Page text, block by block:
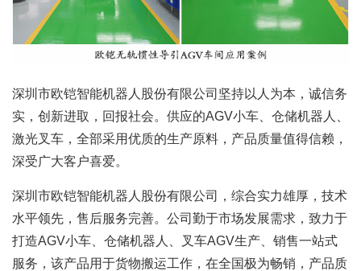
深圳市欧铠智能机器人股份有限公司坚持以人为本，诚信务
实，创新进取，回报社会。供应的AGV小车、仓储机器人、
激光叉车，全部采用优质的生产原料，产品质量值得信赖，
深受广大客户喜爱。
深圳市欧铠智能机器人股份有限公司，综合实力雄厚，技术
水平领先，售后服务完善。公司勤于市场发展需求，致力于
打造AGV小车、仓储机器人、叉车AGV生产、销售一站式
服务，该产品用于货物搬运工作，在全国极为畅销，产品质